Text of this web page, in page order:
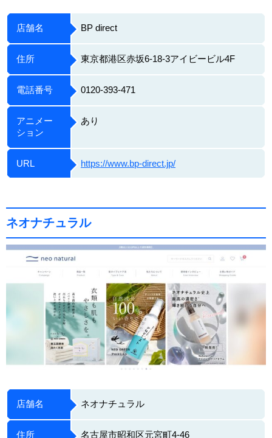
店舗名 BP direct
住所 東京都港区赤坂6-18-3アイビービル4F
電話番号 0120-393-471
アニメー
ション
あり
URL https://www.bp-direct.jp/
ネオナチュラル
店舗名 ネオナチュラル
住所 名古屋市昭和区元宮町4-46